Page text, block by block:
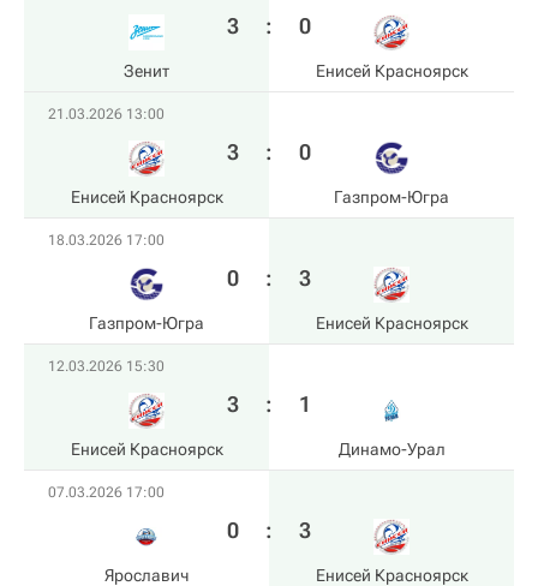
Зенит
3 : 0
Енисей Красноярск
21.03.2026 13:00
Енисей Красноярск
3 : 0
Газпром-Югра
18.03.2026 17:00
Газпром-Югра
0 : 3
Енисей Красноярск
12.03.2026 15:30
Енисей Красноярск
3 : 1
Динамо-Урал
07.03.2026 17:00
Ярославич
0 : 3
Енисей Красноярск